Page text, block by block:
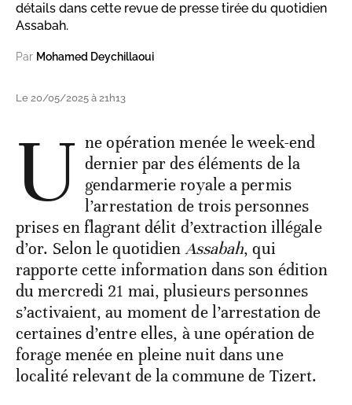
détails dans cette revue de presse tirée du quotidien
Assabah.
Par Mohamed Deychillaoui
Le 20/05/2025 à 21h13
U ne opération menée le week-end
dernier par des éléments de la
gendarmerie royale a permis
l’arrestation de trois personnes
prises en flagrant délit d’extraction illégale
d’or. Selon le quotidienAssabah, qui
rapporte cette information dans son édition
du mercredi 21 mai, plusieurs personnes
s’activaient, au moment de l’arrestation de
certaines d’entre elles, à une opération de
forage menée en pleine nuit dans une
localité relevant de la commune de Tizert.